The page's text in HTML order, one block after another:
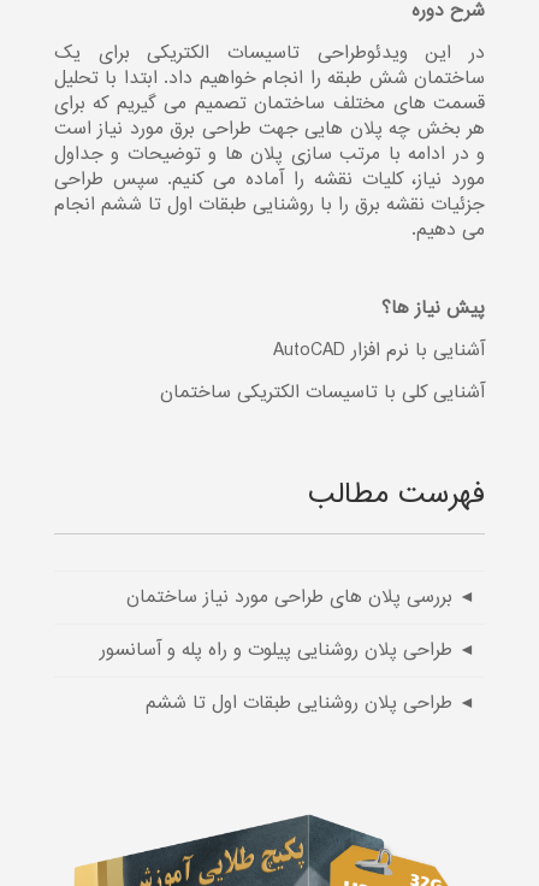
شرح دوره
در این ویدئوطراحی تاسیسات الکتریکی برای یک
ساختمان شش طبقه را انجام خواهیم داد. ابتدا با تحلیل
قسمت های مختلف ساختمان تصمیم می گیریم که برای
هر بخش چه پلان هایی جهت طراحی برق مورد نیاز است
و در ادامه با مرتب سازی پلان ها و توضیحات و جداول
مورد نیاز، کلیات نقشه را آماده می کنیم. سپس طراحی
جزئیات نقشه برق را با روشنایی طبقات اول تا ششم انجام
می دهیم.
پیش نیاز ها؟
آشنایی با نرم افزار AutoCAD
آشنایی کلی با تاسیسات الکتریکی ساختمان
فهرست مطالب
◄ بررسی پلان های طراحی مورد نیاز ساختمان
◄ طراحی پلان روشنایی پیلوت و راه پله و آسانسور
◄ طراحی پلان روشنایی طبقات اول تا ششم